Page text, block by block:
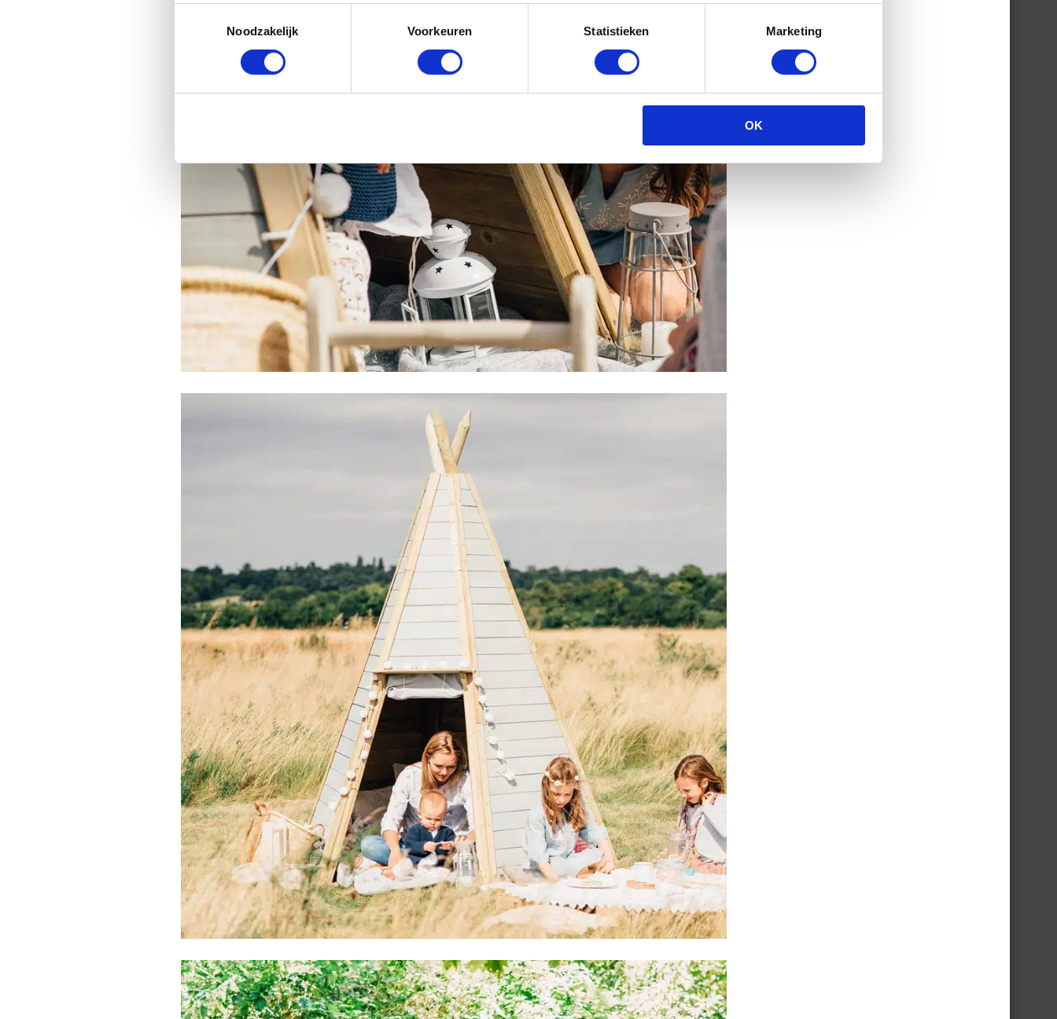
Noodzakelijk
Voorkeuren Statistieken Marketing
OK